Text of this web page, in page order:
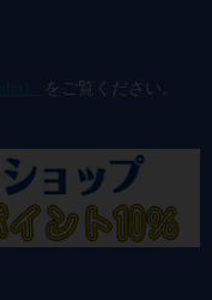
をご覧ください。